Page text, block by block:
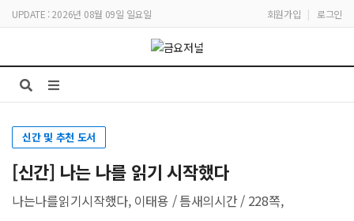
UPDATE : 2026년 08월 09일 일요일 회원가입 | 로그인
신간 및 추천 도서
[신간] 나는 나를 읽기 시작했다
나는나를읽기시작했다, 이태용 / 틈새의시간 / 228쪽,